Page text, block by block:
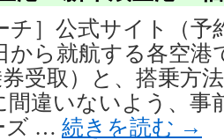
チ］公式サイト（予
から就航する各空
受取）と、搭乗方
間違いないよう、事
ズ … 続きを読む →